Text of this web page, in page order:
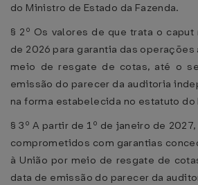
do Ministro de Estado da Fazenda.
§ 2º Os valores de que trata o
de 2026 para garantia das
meio de resgate de cotas, até o
emissão do parecer da auditoria
na forma estabelecida no estatuto do
§ 3º A partir de 1º de janeiro de
comprometidos com garantias
à União por meio de resgate de
data de emissão do parecer da